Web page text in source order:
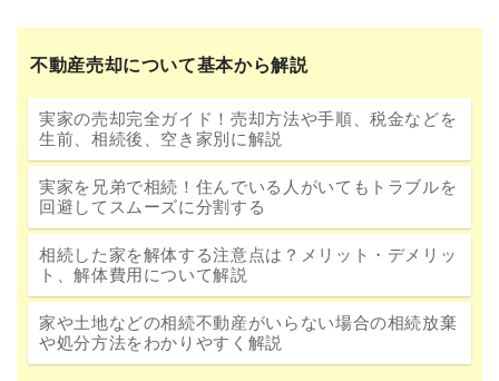
不動産売却について基本から解説
実家の売却完全ガイド！売却方法や手順、税金などを
生前、相続後、空き家別に解説
実家を兄弟で相続！住んでいる人がいてもトラブルを
回避してスムーズに分割する
相続した家を解体する注意点は？メリット・デメリッ
ト、解体費用について解説
家や土地などの相続不動産がいらない場合の相続放棄
や処分方法をわかりやすく解説